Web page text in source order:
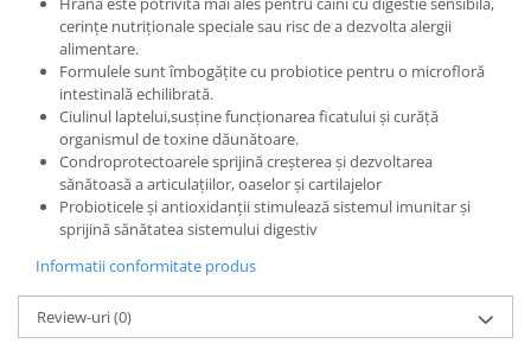
cerințe nutriționale speciale sau risc de a dezvolta alergii
alimentare.
Formulele sunt îmbogățite cu probiotice pentru o microfloră
intestinală echilibrată.
Ciulinul laptelui,susține funcționarea ficatului și curăță
organismul de toxine dăunătoare.
Condroprotectoarele sprijină creșterea și dezvoltarea
sănătoasă a articulațiilor, oaselor și cartilajelor
Probioticele și antioxidanții stimulează sistemul imunitar și
sprijină sănătatea sistemului digestiv
Informatii conformitate produs
Review-uri(0)